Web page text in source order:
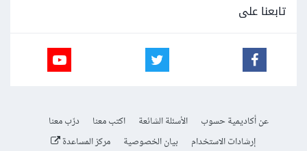
تابعنا على
عن أكاديمية حسوب الأسئلة الشائعة اكتب معنا
درّب معنا
إرشادات الاستخدام
بيان الخصوصية مركز المساعدة